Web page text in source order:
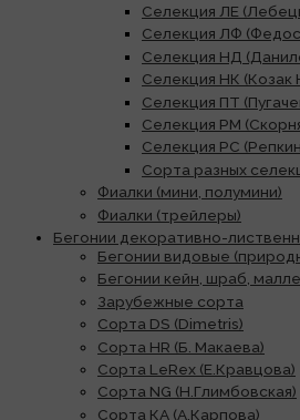
Селекция ЛЕ
Селекция ЛФ
Селекция НД
Селекция НК (Козак
Селекция ПТ
Селекция РМ
Селекция РС
Сорта разных
Фиалки (мини, полумини)
Фиалки (трейлеры)
Бегонии декоративно-
Бегонии видовые
Бегонии кейн, шраб,
Зарубежные сорта
Сорта DS (Dimetris)
Сорта HR (Б. Макаева)
Сорта LeRex (Е.Кравцова)
Сорта NG (Н.Глимбовская)
Сорта КА (А.Карпова)